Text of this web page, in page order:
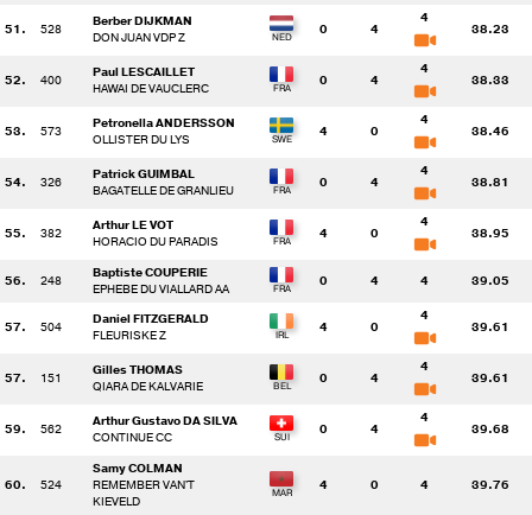
51. 528
Berber DIJKMAN
DON JUAN VDP Z
0 4
4
38.23
52. 400
Paul LESCAILLET
HAWAI DE VAUCLERC
0 4
4
38.33
53. 573
Petronella ANDERSSON
OLLISTER DU LYS
4 0
4
38.46
54. 326
Patrick GUIMBAL
BAGATELLE DE GRANLIEU
0 4
4
38.81
55. 382
Arthur LE VOT
HORACIO DU PARADIS
4 0
4
38.95
56. 248
Baptiste COUPERIE
EPHEBE DU VIALLARD AA
0 4 4 39.05
57. 504
Daniel FITZGERALD
FLEURISKE Z
4 0
4
39.61
57. 151
Gilles THOMAS
QIARA DE KALVARIE
0 4
4
39.61
59. 562
Arthur Gustavo DA SILVA
CONTINUE CC
0 4
4
39.68
60. 524
Samy COLMAN
REMEMBER VAN'T
KIEVELD
4 0 4 39.76